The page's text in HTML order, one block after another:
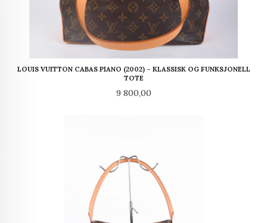
LOUIS VUITTON CABAS PIANO (2002) – KLASSISK OG FUNKSJONELL
TOTE
Pris
9 800,00